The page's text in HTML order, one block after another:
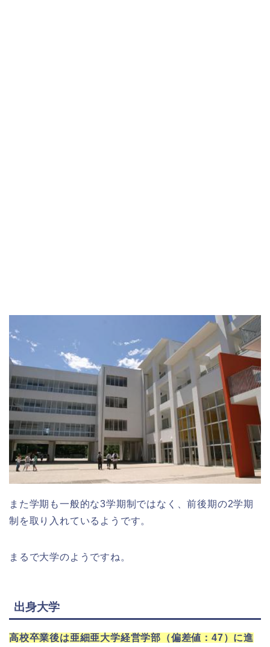
また学期も一般的な3学期制ではなく、前後期の2学期
制を取り入れているようです。
まるで大学のようですね。
出身大学
高校卒業後は亜細亜大学経営学部（偏差値：47）に進